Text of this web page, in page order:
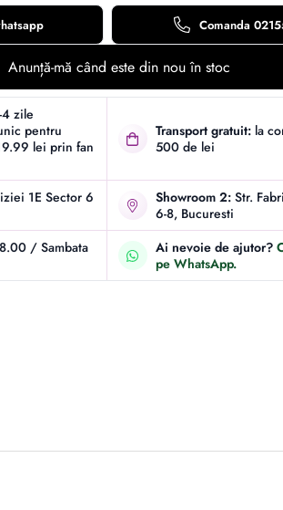
Comanda
Anunță-mă când este din nou în stoc
4 zile
pentru
lei prin fan
Transport gratuit: la
500 de lei
1E Sector 6
Showroom 2: Str.
6-8, Bucuresti
/ Sambata
Ai nevoie de ajutor?
pe WhatsApp.